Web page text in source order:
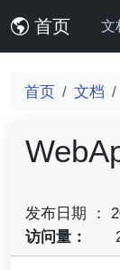
首页 文
首页 文档
发布日期 ：
访问量：